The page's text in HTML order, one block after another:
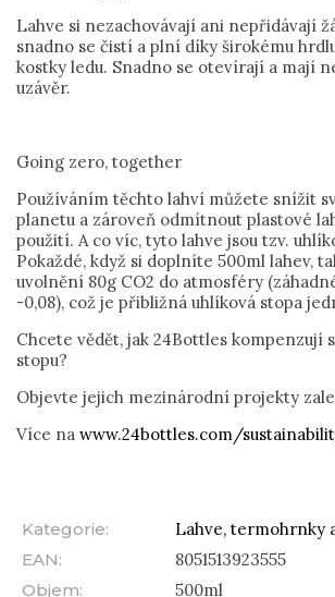
Lahve si nezachovávají ani nepřidávají
snadno se čistí a plní díky širokému
kostky ledu. Snadno se otevírají a mají
uzávěr.
Going zero, together
Používáním těchto lahví můžete snížit
planetu a zároveň odmítnout plastové
použití. A co víc, tyto lahve jsou tzv.
Pokaždé, když si doplníte 500ml lahev,
uvolnění 80g CO2 do atmosféry
-0,08), což je přibližná uhlíková stopa
Chcete vědět, jak 24Bottles kompenzují
stopu?
Objevte jejich mezinárodní projekty
Více na www.24bottles.com/
Kategorie:
Lahve, termohrnky
EAN:
8051513923555
Objem: 500ml